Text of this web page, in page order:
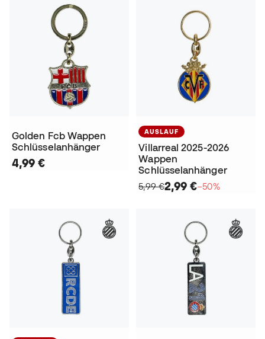
Golden Fcb Wappen
Schlüsselanhänger
4,99 €
AUSLAUF
Villarreal 2025-2026
Wappen
Schlüsselanhänger
5,99 €2,99 €−50%